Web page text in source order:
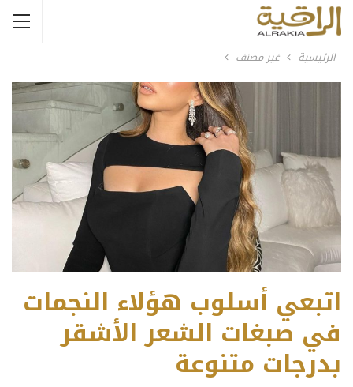
الرئيسية غير مصنف
اتبعي أسلوب هؤلاء النجمات
في صبغات الشعر الأشقر
بدرجات متنوعة